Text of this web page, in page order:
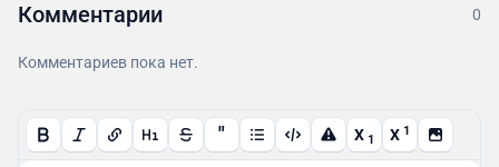
Комментарии 0
Комментариев пока нет.
" X 1 X 1